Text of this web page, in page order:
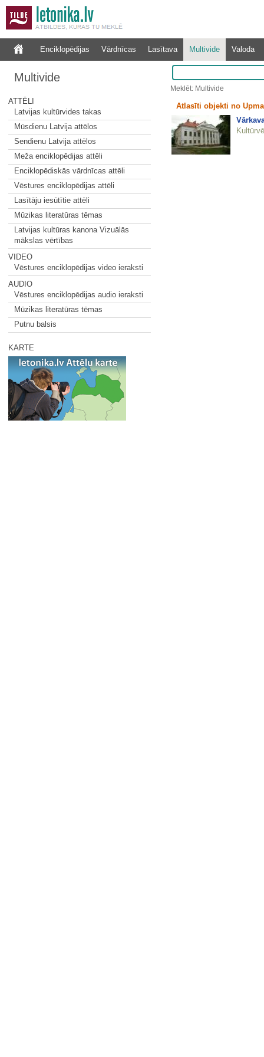
Enciklopēdijas Vārdnīcas Lasītava Multivide Valoda
Multivide
ATTĒLI
Latvijas kultūrvides takas
Mūsdienu Latvija attēlos
Sendienu Latvija attēlos
Meža enciklopēdijas attēli
Enciklopēdiskās vārdnīcas attēli
Vēstures enciklopēdijas attēli
Lasītāju iesūtītie attēli
Mūzikas literatūras tēmas
Latvijas kultūras kanona Vizuālās
mākslas vērtības
VIDEO
Vēstures enciklopēdijas video ieraksti
AUDIO
Vēstures enciklopēdijas audio ieraksti
Mūzikas literatūras tēmas
Putnu balsis
KARTE
Meklēt: Multivide
Atlasīti objekti no